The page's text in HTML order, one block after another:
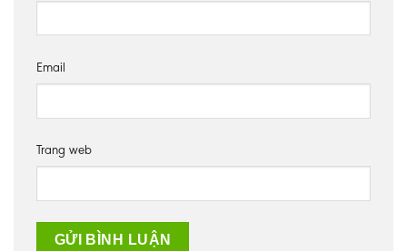
Email
Trang web